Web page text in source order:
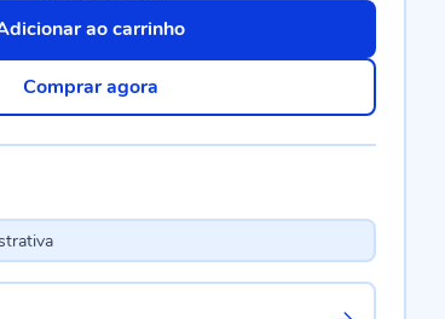
ao carrinho
Comprar agora